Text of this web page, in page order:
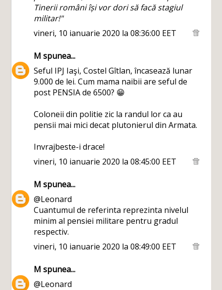
Tinerii români își vor dori să facă stagiul
militar!"
vineri, 10 ianuarie 2020 la 08:36:00 EET
M spunea...
Seful IPJ Iaşi, Costel Gîtlan, încasează lunar
9.000 de lei. Cum mama naibii are seful de
post PENSIA de 6500? 😁
Coloneii din politie zic la randul lor ca au
pensii mai mici decat plutonierul din Armata.
Invrajbeste-i drace!
vineri, 10 ianuarie 2020 la 08:45:00 EET
M spunea...
@Leonard
Cuantumul de referinta reprezinta nivelul
minim al pensiei militare pentru gradul
respectiv.
vineri, 10 ianuarie 2020 la 08:49:00 EET
M spunea...
@Leonard